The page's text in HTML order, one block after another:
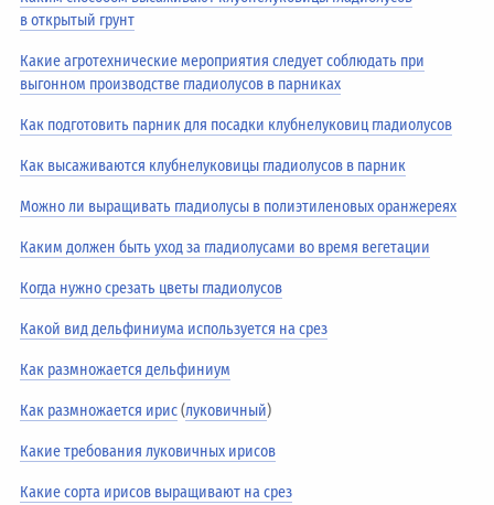
в открытый грунт
Какие агротехнические мероприятия следует соблюдать при
выгонном производстве гладиолусов в парниках
Как подготовить парник для посадки клубнелуковиц гладиолусов
Как высаживаются клубнелуковицы гладиолусов в парник
Можно ли выращивать гладиолусы в полиэтиленовых оранжереях
Каким должен быть уход за гладиолусами во время вегетации
Когда нужно срезать цветы гладиолусов
Какой вид дельфиниума используется на срез
Как размножается дельфиниум
Как размножается ирис(луковичный)
Какие требования луковичных ирисов
Какие сорта ирисов выращивают на срез